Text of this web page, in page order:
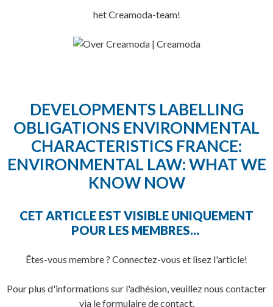
het Creamoda-team!
DEVELOPMENTS LABELLING
OBLIGATIONS ENVIRONMENTAL
CHARACTERISTICS FRANCE:
ENVIRONMENTAL LAW: WHAT WE
KNOW NOW
CET ARTICLE EST VISIBLE UNIQUEMENT
POUR LES MEMBRES...
Êtes-vous membre ? Connectez-vous et lisez l'article!
Pour plus d'informations sur l'adhésion, veuillez nous contacter
via le formulaire de contact.